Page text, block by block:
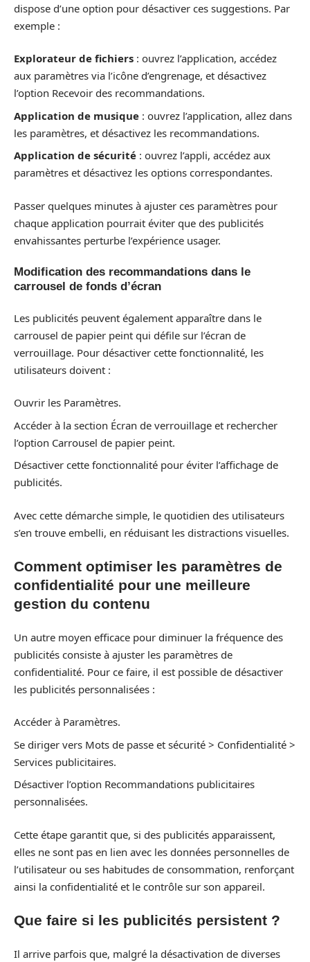
dispose d’une option pour désactiver ces suggestions. Par
exemple :
Explorateur de fichiers : ouvrez l’application, accédez
aux paramètres via l’icône d’engrenage, et désactivez
l’option Recevoir des recommandations.
Application de musique : ouvrez l’application, allez dans
les paramètres, et désactivez les recommandations.
Application de sécurité : ouvrez l’appli, accédez aux
paramètres et désactivez les options correspondantes.
Passer quelques minutes à ajuster ces paramètres pour
chaque application pourrait éviter que des publicités
envahissantes perturbe l’expérience usager.
Modification des recommandations dans le
carrousel de fonds d’écran
Les publicités peuvent également apparaître dans le
carrousel de papier peint qui défile sur l’écran de
verrouillage. Pour désactiver cette fonctionnalité, les
utilisateurs doivent :
Ouvrir les Paramètres.
Accéder à la section Écran de verrouillage et rechercher
l’option Carrousel de papier peint.
Désactiver cette fonctionnalité pour éviter l’affichage de
publicités.
Avec cette démarche simple, le quotidien des utilisateurs
s’en trouve embelli, en réduisant les distractions visuelles.
Comment optimiser les paramètres de
confidentialité pour une meilleure
gestion du contenu
Un autre moyen efficace pour diminuer la fréquence des
publicités consiste à ajuster les paramètres de
confidentialité. Pour ce faire, il est possible de désactiver
les publicités personnalisées :
Accéder à Paramètres.
Se diriger vers Mots de passe et sécurité > Confidentialité >
Services publicitaires.
Désactiver l’option Recommandations publicitaires
personnalisées.
Cette étape garantit que, si des publicités apparaissent,
elles ne sont pas en lien avec les données personnelles de
l’utilisateur ou ses habitudes de consommation, renforçant
ainsi la confidentialité et le contrôle sur son appareil.
Que faire si les publicités persistent ?
Il arrive parfois que, malgré la désactivation de diverses